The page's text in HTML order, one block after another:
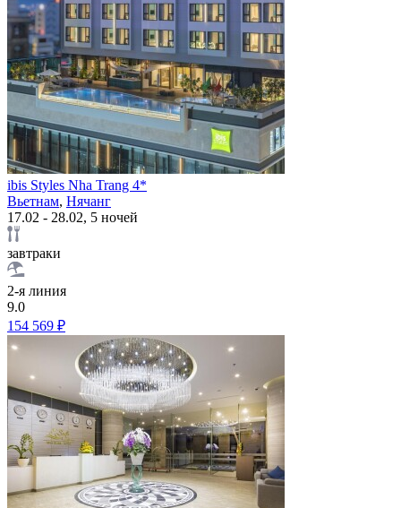
ibis Styles Nha Trang 4*
Вьетнам, Нячанг
17.02 - 28.02, 5 ночей
завтраки
2-я линия
9.0
154 569 ₽